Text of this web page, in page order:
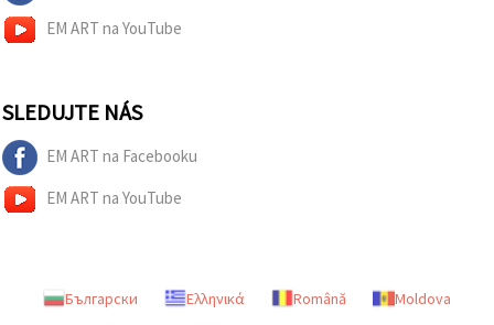
EM ART na YouTube
SLEDUJTE NÁS
EM ART na Facebooku
EM ART na YouTube
Български Ελληνικά Română
Moldova